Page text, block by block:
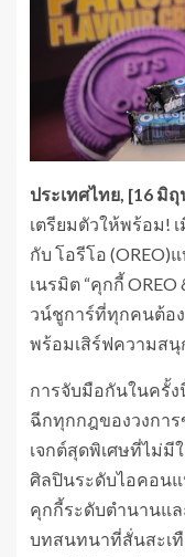
ประเทศไทย, [16 มิ
เตรียมตัวให้พร้อม!
กับ โอรีโอ
เนรมิต “คุกกี้
วน์ชูการ์ที่ทุกคนต้อ
พร้อมเสิร์ฟความสนุ
การจับมือกันในครั้
ฉีกทุกกฎของวงการ
เจกต์สุดพิเศษที่ไม่มี
ศิลปินระดับไอคอนแ
คุกกี้ระดับตำนานแ
บทสนทนาที่สั่นสะเ